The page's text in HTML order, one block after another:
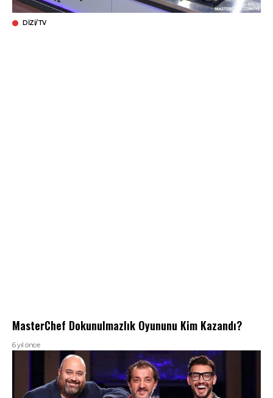
DIZI/TV
MasterChef Dokunulmazlık Oyununu Kim Kazandı?
6 yıl önce